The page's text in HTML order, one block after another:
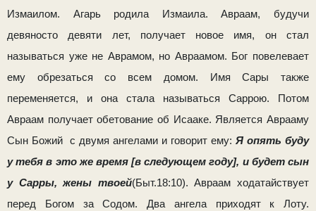
Измаилом. Агарь родила Измаила. Авраам, будучи
девяносто девяти лет, получает но­вое имя, он стал
называться уже не Аврамом, но Авраамом. Бог повелевает
ему обрезаться со всем домом. Имя Сары также
переменяется, и она стала называться Саррою. Потом
Авраам получает обетование об Исааке. Является Аврааму
Сын Божий с двумя ангелами и говорит ему: Я опять буду
у тебя в это же время [в следующем году], и будет сын
у Сарры, жены твоей(Быт.18:10). Авраам ходатайствует
перед Бо­гом за Содом. Два ангела приходят к Лоту.